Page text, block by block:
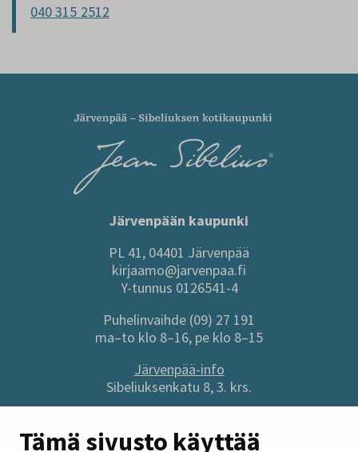
Tämä sivusto käyttää
040 315 2512
Järvenpään kaupunki
PL 41, 04401 Järvenpää
kirjaamo@jarvenpaa.fi
Y-tunnus 0126541-4
Puhelinvaihde (09) 27 191
ma–to klo 8–16, pe klo 8–15
Järvenpää-info
Sibeliuksenkatu 8, 3. krs.
Sivuston pikalinkit